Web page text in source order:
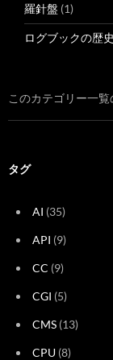
羅針盤 (1)
ログブックの歴史
このカテゴリー一覧
タグ
AI (35)
API (9)
CC (9)
CGI (5)
CMS (13)
CPU (8)